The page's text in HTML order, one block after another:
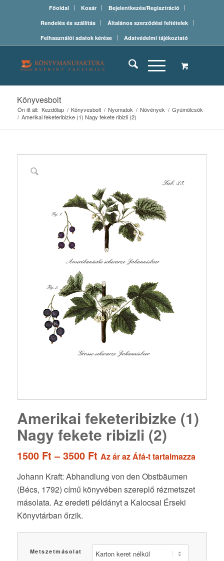
Főoldal Kosár
Bejelentkezés/Regisztráció
Rendelés és szállítás
Általános szerződési feltételek
Felhasználói adatok kérése
Adatvédelmi tájékoztató
Könyvesbolt
Ön itt áll: Kezdőlap / Könyvesbolt / Nyomatok / Növények / Gyümölcsök
/ Amerikai feketeribizke (1) Nagy fekete ribizli (2)
Amerikai feketeribizke (1)
Nagy fekete ribizli (2)
1500 Ft – 3500 FtÁrtartomány:
-
3500 Ft
Az ár az Áfá-t tartalmazza
Johann Kraft: Abhandlung von den Obstbäumen
(Bécs, 1792) című könyvében szereplő rézmetszet
másolata. Az eredeti példányt a Kalocsai Érseki
Könyvtárban őrzik.
Metszetmásolat